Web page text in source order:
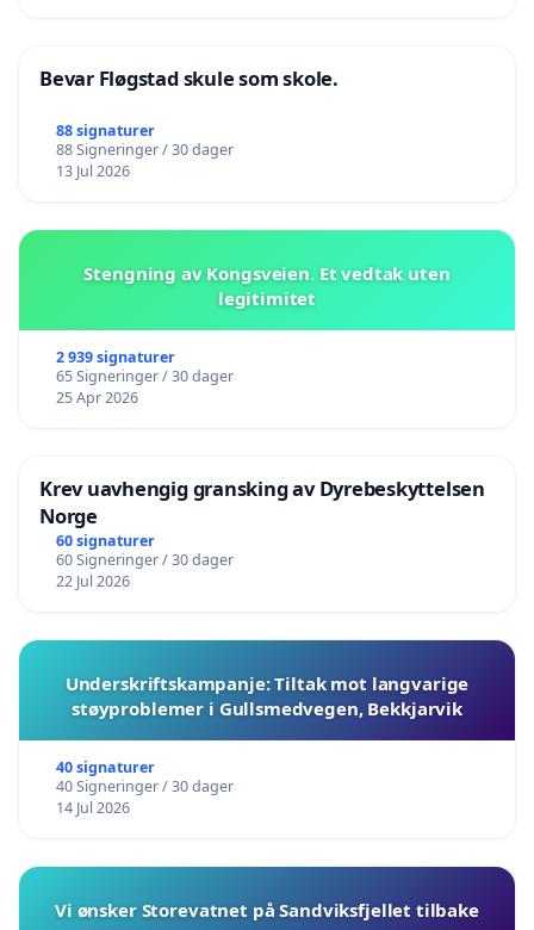
Bevar Fløgstad skule som skole.
88 signaturer
88 Signeringer / 30 dager
13 Jul 2026
Stengning av Kongsveien. Et vedtak uten
legitimitet
2 939 signaturer
65 Signeringer / 30 dager
25 Apr 2026
Krev uavhengig gransking av Dyrebeskyttelsen
Norge
60 signaturer
60 Signeringer / 30 dager
22 Jul 2026
Underskriftskampanje: Tiltak mot langvarige
støyproblemer i Gullsmedvegen, Bekkjarvik
40 signaturer
40 Signeringer / 30 dager
14 Jul 2026
Vi ønsker Storevatnet på Sandviksfjellet tilbake